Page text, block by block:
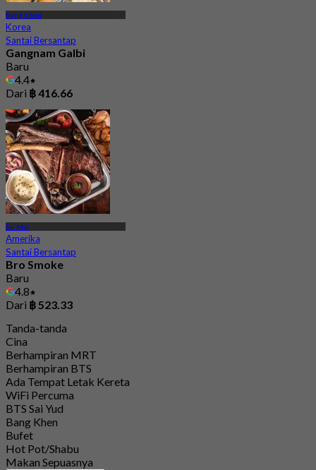
Bang Khen
Korea
Santai Bersantap
Gangnam Galbi
Baru
4.4
Dari ฿ 416.66
Sai Mai
Amerika
Santai Bersantap
Bro Smoke
Baru
4.8
Dari ฿ 523.33
Tanda-tanda
Cina
Berhampiran MRT
Berhampiran BTS
Ada Tempat Letak Kereta
WiFi Percuma
BTS Sai Yud
Bang Khen
Bufet
Hot Pot/Shabu
Makan Sepuasnya